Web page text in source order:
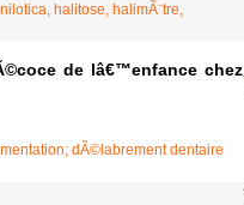
halitose, halimÃ¨tre,
de lâ€™enfance chez
dÃ©labrement dentaire